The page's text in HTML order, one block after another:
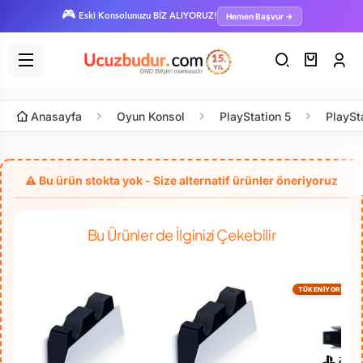
🎮 Eski Konsolunuzu BİZ ALIYORUZ! Hemen Başvur →
Anasayfa Oyun Konsol PlayStation 5
Bu Ürünler de İlginizi Çekebilir
TÜKENİYOR!